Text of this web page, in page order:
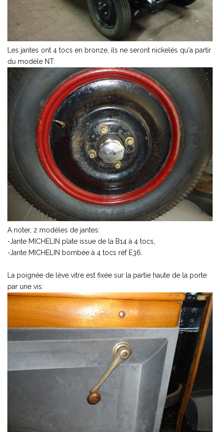
Les jantes ont 4 tocs en bronze, ils ne seront nickelés qu'a partir
du modèle NT:
A noter, 2 modèles de jantes:
-Jante MICHELIN plate issue de la B14 à 4 tocs,
-Jante MICHELIN bombée à 4 tocs réf E36.
La poignée de lève vitre est fixée sur la partie haute de la porte
par une vis: